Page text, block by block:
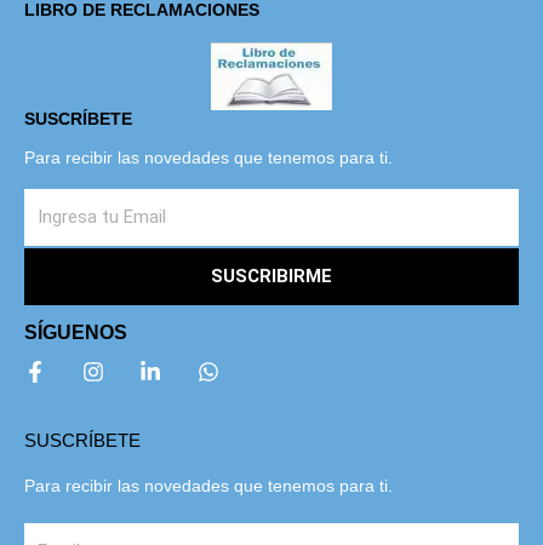
LIBRO DE RECLAMACIONES
SUSCRÍBETE
Para recibir las novedades que tenemos para ti.
SUSCRIBIRME
SÍGUENOS
SUSCRÍBETE
Para recibir las novedades que tenemos para ti.